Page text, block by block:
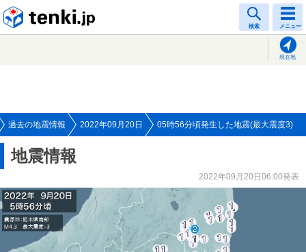
検索 メニュー
現在地
過去の地震情報 2022年09月20日 05時56分頃発生した地震(最大震度3)
地震情報
2022年09月20日06:00発表